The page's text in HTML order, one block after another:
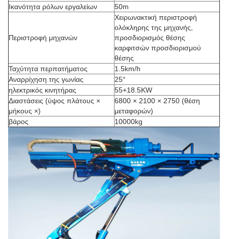
Ικανότητα ρόλων εργαλείων
50m
Περιστροφή μηχανών
Χειρωνακτική περιστροφή
ολόκληρης της μηχανής,
προσδιορισμός θέσης
καρφιτσών προσδιορισμού
θέσης
Ταχύτητα περπατήματος
1.5km/h
Αναρρίχηση της γωνίας
25°
ηλεκτρικός κινητήρας
55+18.5KW
Διαστάσεις (ύψος πλάτους ×
μήκους ×)
6800 × 2100 × 2750 (θέση
μεταφορών)
βάρος
10000kg